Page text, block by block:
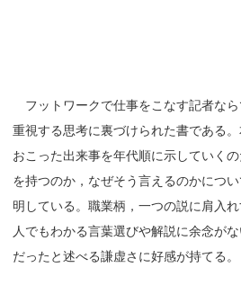
フットワークで仕事をこなす記者な
重視する思考に裏づけられた書である
おこった出来事を年代順に示していく
を持つのか，なぜそう言えるのかにつ
明している。職業柄，一つの説に肩入
人でもわかる言葉選びや解説に余念が
だったと述べる謙虚さに好感が持てる。